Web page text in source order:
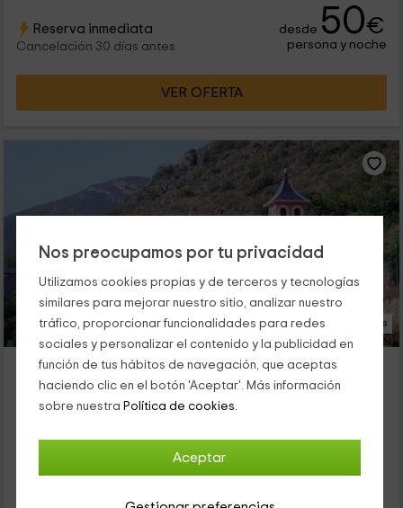
Nos preocupamos por tu privacidad
Utilizamos cookies propias y de terceros y tecnologías
similares para mejorar nuestro sitio, analizar nuestro
tráfico, proporcionar funcionalidades para redes
sociales y personalizar el contenido y la publicidad en
función de tus hábitos de navegación, que aceptas
haciendo clic en el botón 'Aceptar'. Más información
sobre nuestra Política de cookies.
Aceptar
Reserva inmediata
Cancelación 30 días antes
desde 50€
persona y noche
VER OFERTA
44 Fotos
La Torreta
Alojamiento ubicado a 7.0km de Alzira
Corbera, Valencia
3 habitaciones
8 personas
2 baños